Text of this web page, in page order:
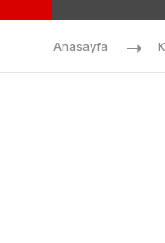
Anasayfa